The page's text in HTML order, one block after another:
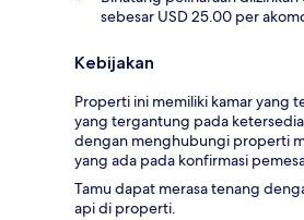
sebesar USD 25.00 per
Kebijakan
Properti ini memiliki kamar yang
yang tergantung pada
dengan menghubungi properti
yang ada pada konfirmasi
Tamu dapat merasa tenang
api di properti.